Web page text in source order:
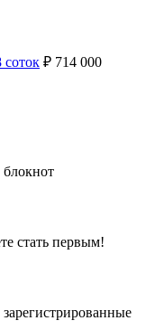
соток ₽ 714 000
блокнот
стать первым!